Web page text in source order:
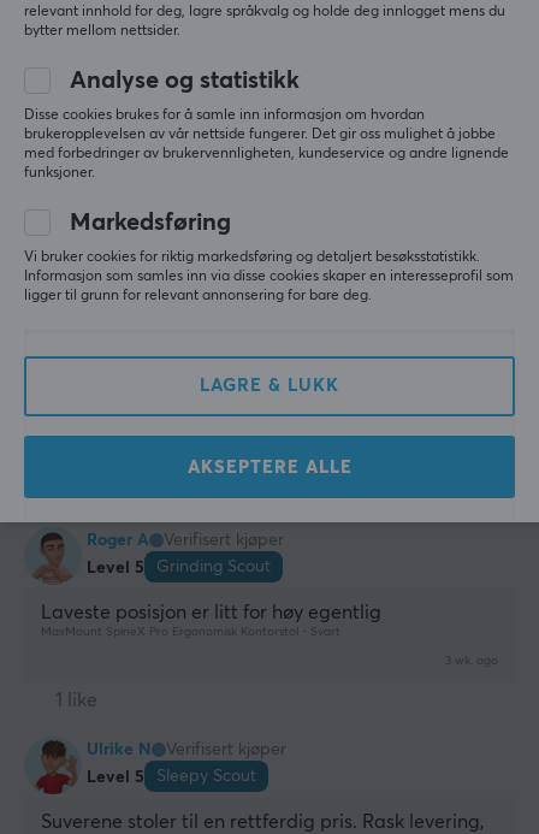
Alle anmeldelser
Level 7
Bossy Guardian
PC
Ganske bra stol og komfortabelt men den er litt høy
1 like
Vilgunn S
Verifisert kjøper
Roger A
Verifisert kjøper
Level 5
Grinding Scout
Laveste posisjon er litt for høy egentlig
MaxMount SpineX Pro Ergonomisk Kontorstol - Svart
3 wk. ago
1 like
Ulrike N
Verifisert kjøper
Level 5
Sleepy Scout
Suverene stoler til en rettferdig pris. Rask levering,
relevant innhold for deg, lagre språkvalg og holde deg innlogget mens du
bytter mellom nettsider.
Analyse og statistikk
Disse cookies brukes for å samle inn informasjon om hvordan
brukeropplevelsen av vår nettside fungerer. Det gir oss mulighet å jobbe
med forbedringer av brukervennligheten, kundeservice og andre lignende
funksjoner.
Markedsføring
Vi bruker cookies for riktig markedsføring og detaljert besøksstatistikk.
Informasjon som samles inn via disse cookies skaper en interesseprofil som
ligger til grunn for relevant annonsering for bare deg.
LAGRE & LUKK
AKSEPTERE ALLE